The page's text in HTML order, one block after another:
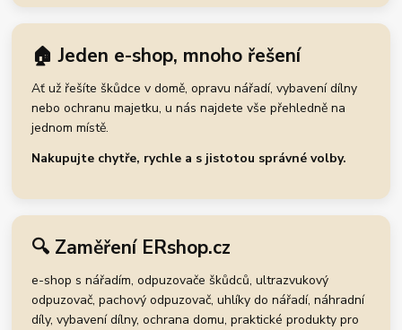
🏠 Jeden e-shop, mnoho řešení
Ať už řešíte škůdce v domě, opravu nářadí, vybavení dílny
nebo ochranu majetku, u nás najdete vše přehledně na
jednom místě.
Nakupujte chytře, rychle a s jistotou správné volby.
🔍 Zaměření ERshop.cz
e-shop s nářadím, odpuzovače škůdců, ultrazvukový
odpuzovač, pachový odpuzovač, uhlíky do nářadí, náhradní
díly, vybavení dílny, ochrana domu, praktické produkty pro